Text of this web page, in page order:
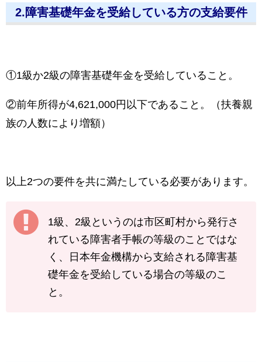
2.障害基礎年金を受給している方の支給要件
①1級か2級の障害基礎年金を受給していること。
②前年所得が4,621,000円以下であること。（扶養親
族の人数により増額）
以上2つの要件を共に満たしている必要があります。
1級、2級というのは市区町村から発行さ
れている障害者手帳の等級のことではな
く、日本年金機構から支給される障害基
礎年金を受給している場合の等級のこ
と。